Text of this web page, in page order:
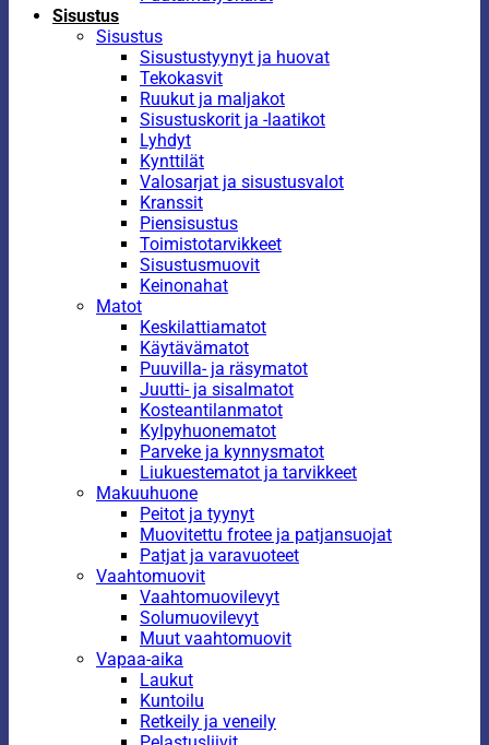
Sisustus
Sisustus
Sisustustyynyt ja huovat
Tekokasvit
Ruukut ja maljakot
Sisustuskorit ja -laatikot
Lyhdyt
Kynttilät
Valosarjat ja sisustusvalot
Kranssit
Piensisustus
Toimistotarvikkeet
Sisustusmuovit
Keinonahat
Matot
Keskilattiamatot
Käytävämatot
Puuvilla- ja räsymatot
Juutti- ja sisalmatot
Kosteantilanmatot
Kylpyhuonematot
Parveke ja kynnysmatot
Liukuestematot ja tarvikkeet
Makuuhuone
Peitot ja tyynyt
Muovitettu frotee ja patjansuojat
Patjat ja varavuoteet
Vaahtomuovit
Vaahtomuovilevyt
Solumuovilevyt
Muut vaahtomuovit
Vapaa-aika
Laukut
Kuntoilu
Retkeily ja veneily